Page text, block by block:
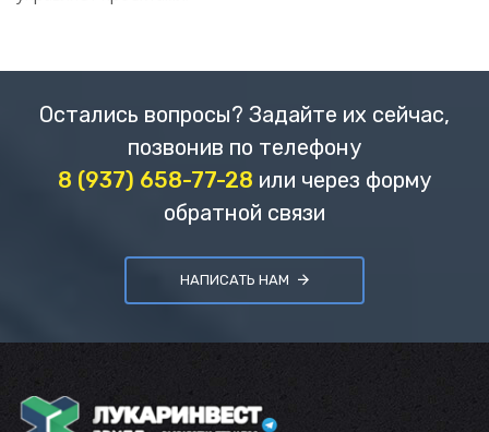
Остались вопросы? Задайте их сейчас,
позвонив по телефону
8 (937) 658-77-28 или через форму
обратной связи
НАПИСАТЬ НАМ